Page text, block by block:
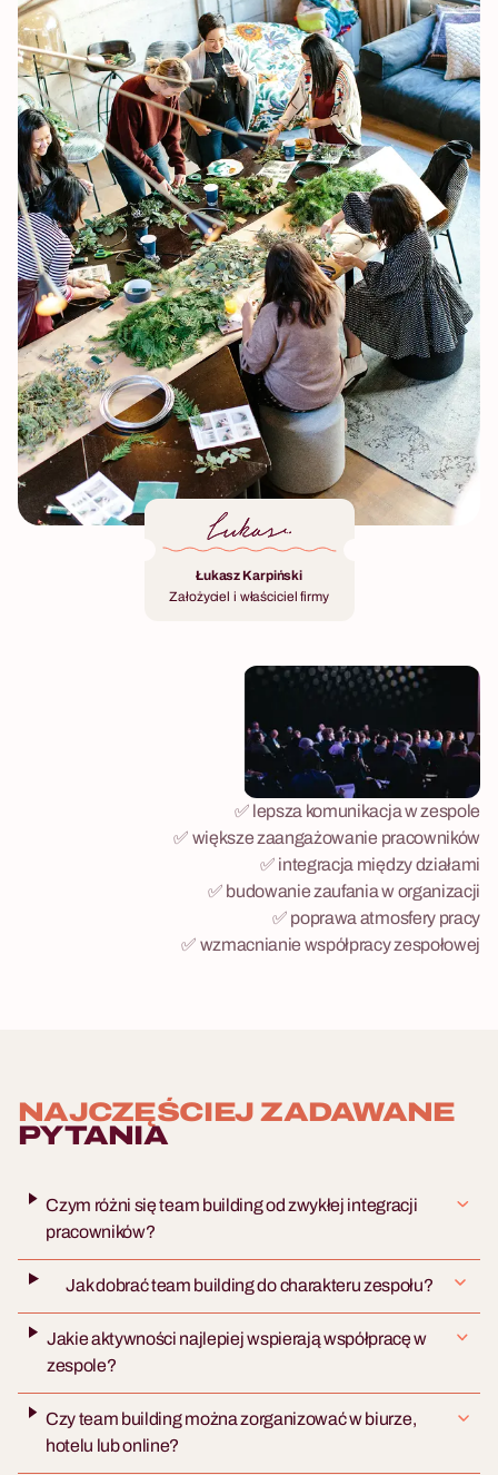
Łukasz Karpiński
Założyciel i właściciel firmy
✅ lepsza komunikacja w zespole
✅ większe zaangażowanie pracowników
✅ integracja między działami
✅ budowanie zaufania w organizacji
✅ poprawa atmosfery pracy
✅ wzmacnianie współpracy zespołowej
NAJCZĘŚCIEJ ZADAWANE
PYTANIA
Czym różni się team building od zwykłej integracji
pracowników?
Jak dobrać team building do charakteru zespołu?
Jakie aktywności najlepiej wspierają współpracę w
zespole?
Czy team building można zorganizować w biurze,
hotelu lub online?